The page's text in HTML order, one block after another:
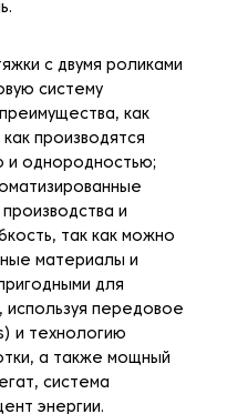
с двумя роликами
систему
как
производятся
и однородностью;
и
так как можно
материалы и
для
используя передовое
и технологию
а также мощный
система
энергии.